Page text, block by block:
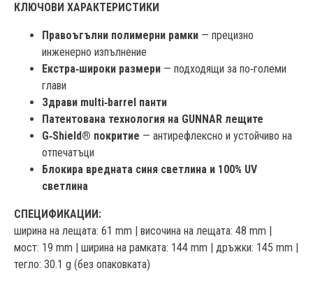
КЛЮЧОВИ ХАРАКТЕРИСТИКИ
Правоъгълни полимерни рамки — прецизно
инженерно изпълнение
Екстра‑широки размери — подходящи за по‑големи
глави
Здрави multi‑barrel панти
Патентована технология на GUNNAR лещите
G‑Shield® покритие — антирефлексно и устойчиво на
отпечатъци
Блокира вредната синя светлина и 100% UV
светлина
СПЕЦИФИКАЦИИ:
ширина на лещата: 61 mm | височина на лещата: 48 mm |
мост: 19 mm | ширина на рамката: 144 mm | дръжки: 145 mm |
тегло: 30.1 g (без опаковката)